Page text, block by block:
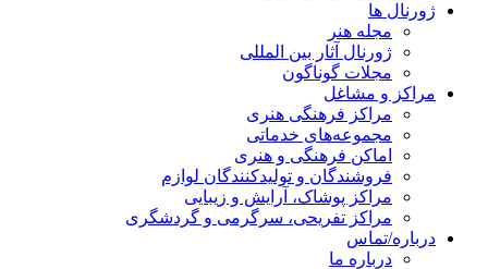
ژورنال ها
مجله هنر
ژورنال آثار بین المللی
مجلات گوناگون
مراکز و مشاغل
مراکز فرهنگی هنری
مجموعه‌های خدماتی
اماکن فرهنگی و هنری
فروشندگان و تولیدکنندگان لوازم
مراکز پوشاک، آرایش و زیبایی
مراکز تفریحی، سرگرمی و گردشگری
درباره/تماس
درباره ما